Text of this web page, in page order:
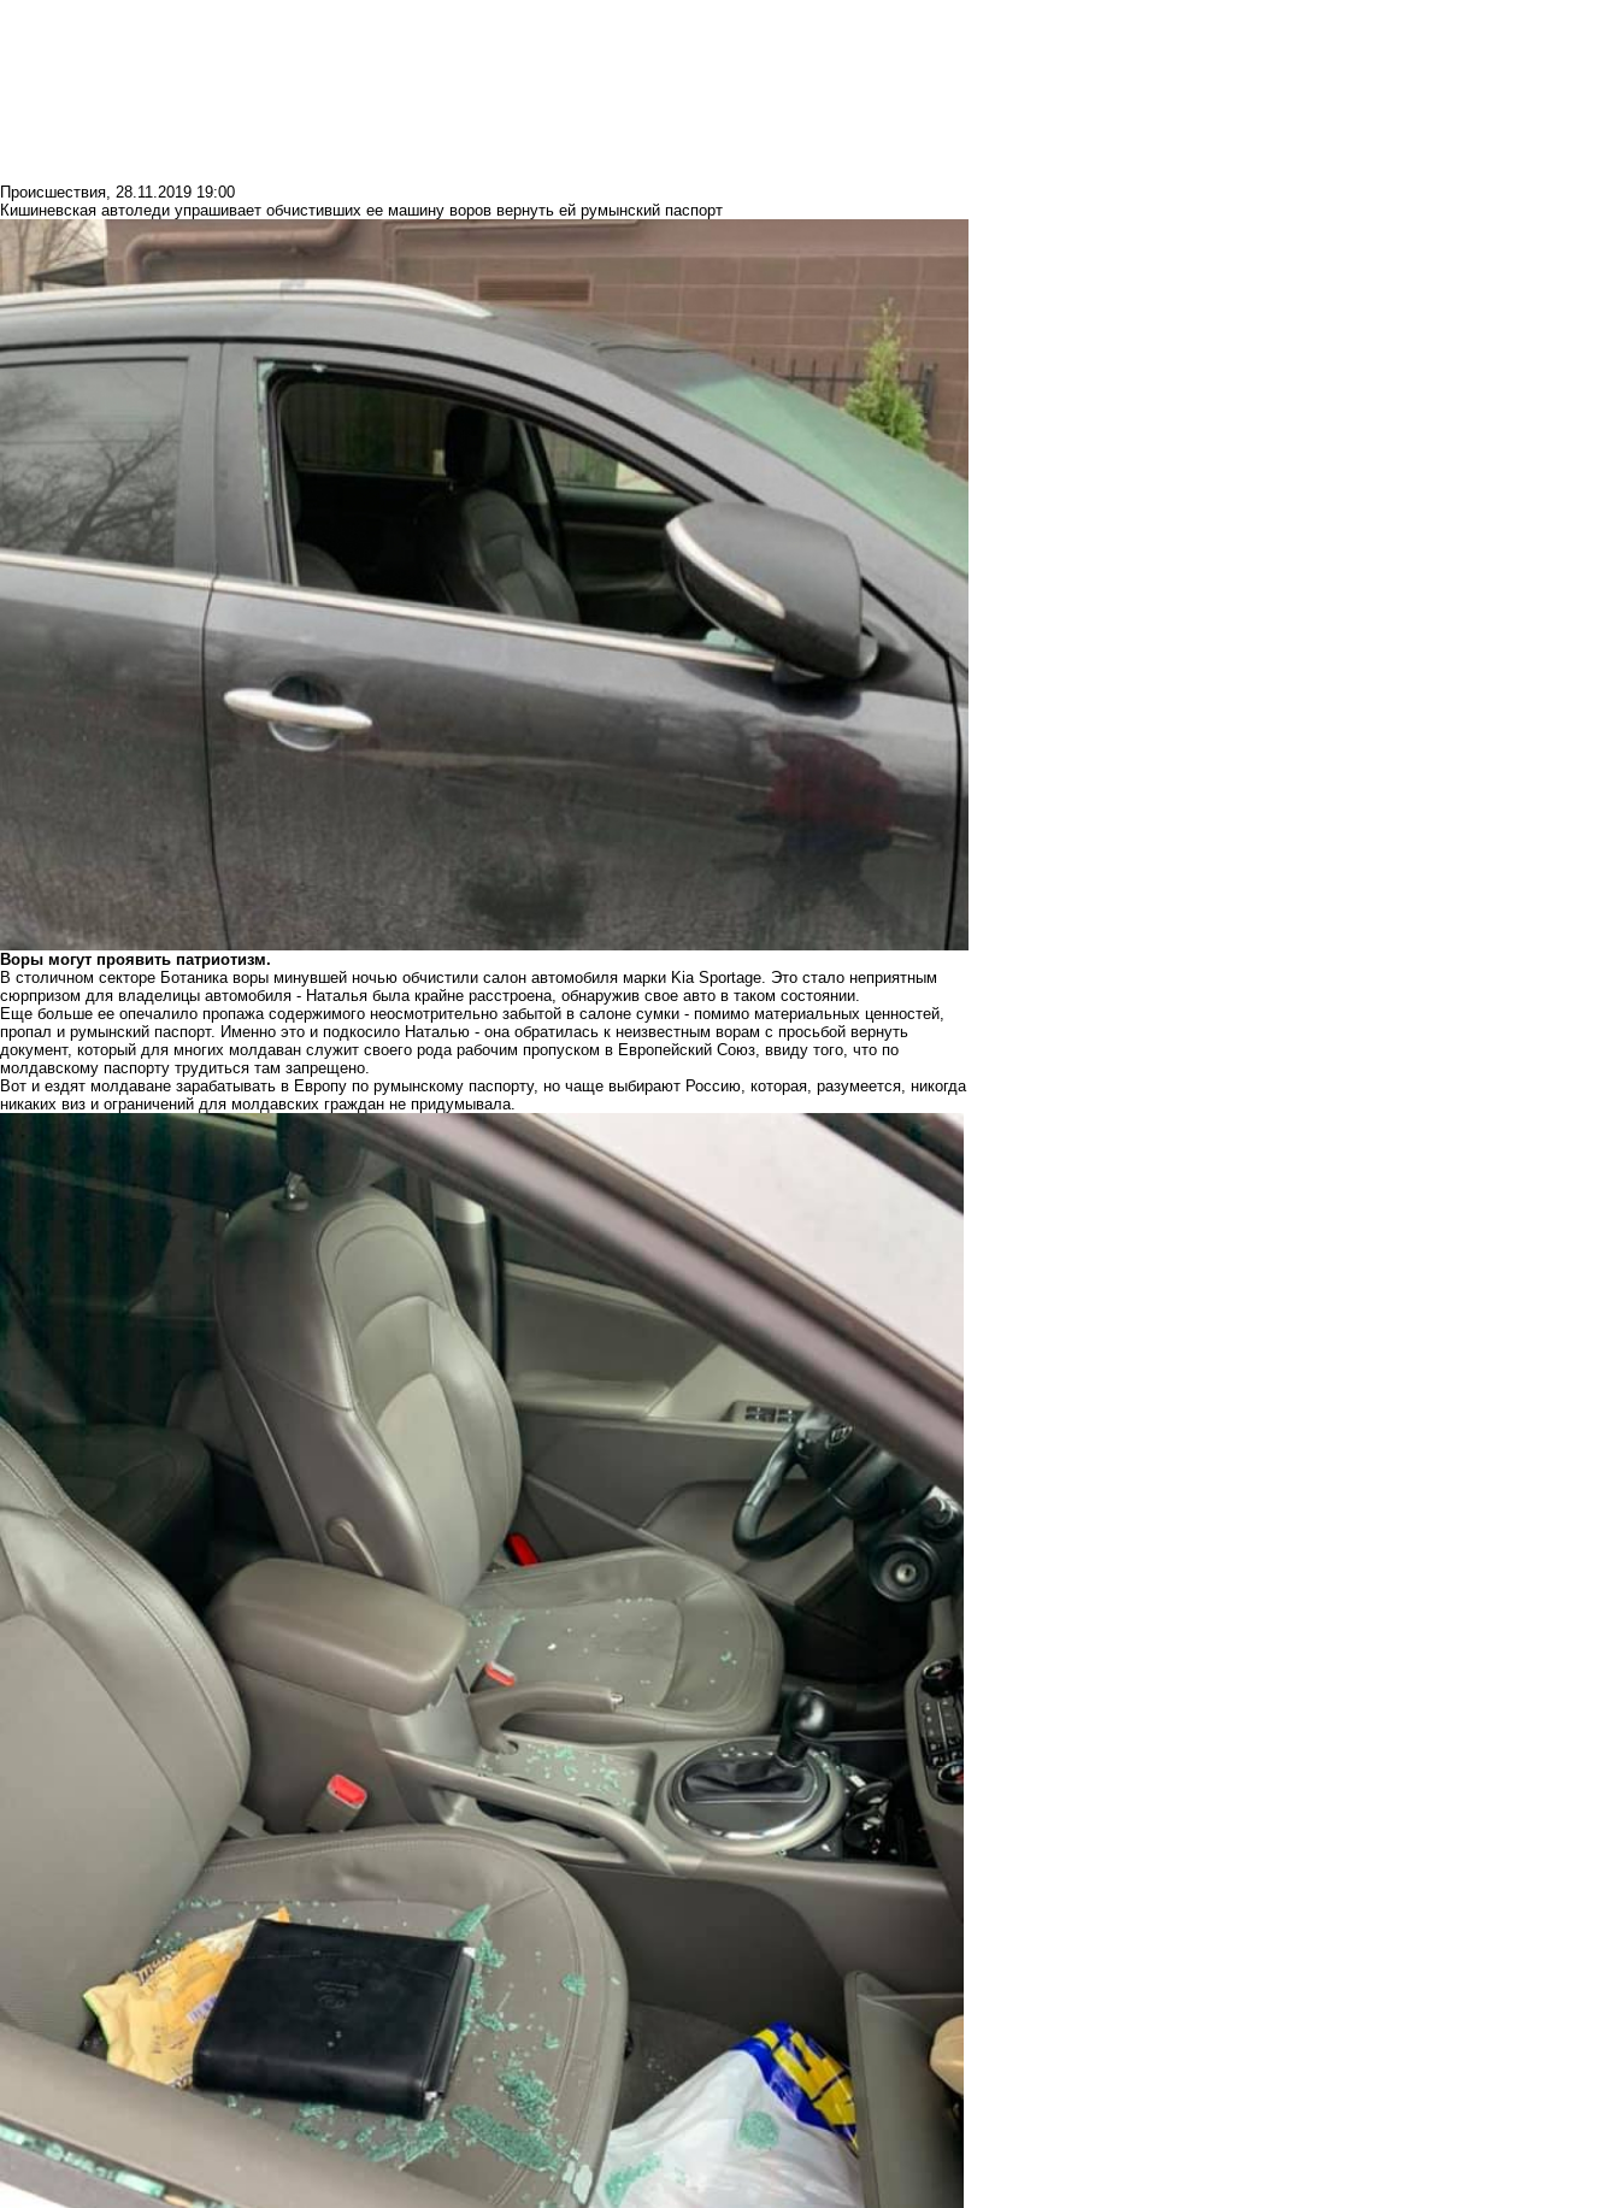
Происшествия, 28.11.2019 19:00
Кишиневская автоледи упрашивает обчистивших ее машину воров вернуть ей румынский паспорт
Воры могут проявить патриотизм.
В столичном секторе Ботаника воры минувшей ночью обчистили салон автомобиля марки Kia Sportage. Это стало неприятным
сюрпризом для владелицы автомобиля - Наталья была крайне расстроена, обнаружив свое авто в таком состоянии.
Еще больше ее опечалило пропажа содержимого неосмотрительно забытой в салоне сумки - помимо материальных ценностей,
пропал и румынский паспорт. Именно это и подкосило Наталью - она обратилась к неизвестным ворам с просьбой вернуть
документ, который для многих молдаван служит своего рода рабочим пропуском в Европейский Союз, ввиду того, что по
молдавскому паспорту трудиться там запрещено.
Вот и ездят молдаване зарабатывать в Европу по румынскому паспорту, но чаще выбирают Россию, которая, разумеется, никогда
никаких виз и ограничений для молдавских граждан не придумывала.